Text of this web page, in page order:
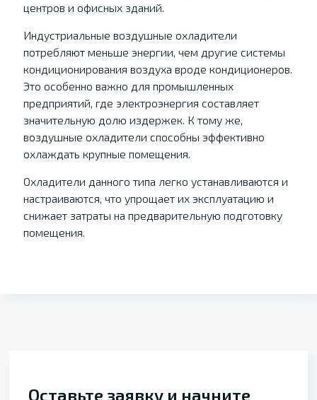
центров и офисных зданий.
Индустриальные воздушные охладители
потребляют меньше энергии, чем другие системы
кондиционирования воздуха вроде кондиционеров.
Это особенно важно для промышленных
предприятий, где электроэнергия составляет
значительную долю издержек. К тому же,
воздушные охладители способны эффективно
охлаждать крупные помещения.
Охладители данного типа легко устанавливаются и
настраиваются, что упрощает их эксплуатацию и
снижает затраты на предварительную подготовку
помещения.
Оставьте заявку и начните